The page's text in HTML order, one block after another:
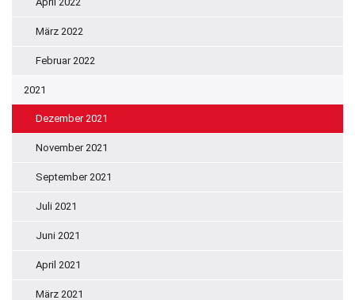
März 2022
Februar 2022
2021
Dezember 2021
November 2021
September 2021
Juli 2021
Juni 2021
April 2021
März 2021